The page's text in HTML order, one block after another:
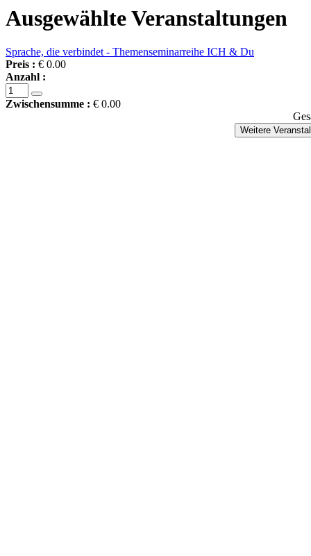
Ausgewählte Veranstaltungen
Sprache, die verbindet - Themenseminarreihe ICH & Du
Preis : € 0.00
Anzahl :
Zwischensumme : € 0.00
Weitere